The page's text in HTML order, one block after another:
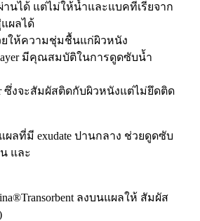
นได้ แต่ไม่ให้น้ำและแบคทีเรียจาก
ผลได้
ยให้ความชุ่มชื้นแก่ผิวหนัง
layer มีคุณสมบัติในการดูดซับน้ำ
ซึ่งจะสัมผัสติดกับผิวหนังแต่ไม่ยึดติด
ผลที่มี exudate ปานกลาง ช่วยดูดซับ
และ
ลงบนแผลให้ สัมผัส